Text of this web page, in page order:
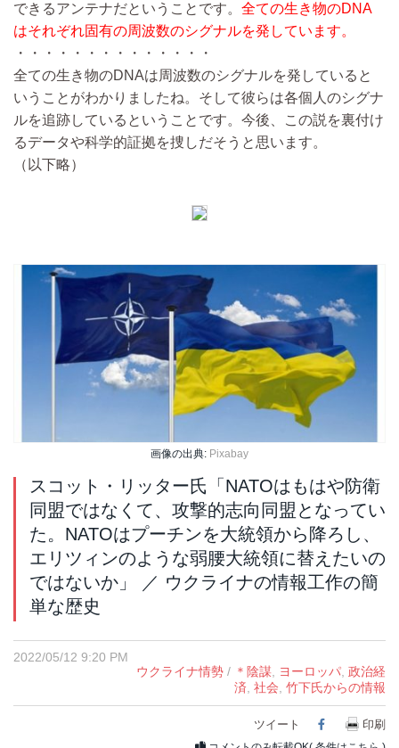
できるアンテナだということです。 全ての生き物のDNA
はそれぞれ固有の周波数のシグナルを発しています。
・・・・・・・・・・・・・・
全ての生き物のDNAは周波数のシグナルを発していると
いうことがわかりましたね。そして彼らは各個人のシグナ
ルを追跡しているということです。今後、この説を裏付け
るデータや科学的証拠を捜しだそうと思います。
（以下略）
画像の出典: Pixabay
スコット・リッター氏「NATOはもはや防衛
同盟ではなくて、攻撃的志向同盟となってい
た。NATOはプーチンを大統領から降ろし、
エリツィンのような弱腰大統領に替えたいの
ではないか」 ／ ウクライナの情報工作の簡
単な歴史
2022/05/12 9:20 PM
ウクライナ情勢 / ＊陰謀, ヨーロッパ, 政治経
済, 社会, 竹下氏からの情報
ツイート Facebook
印刷